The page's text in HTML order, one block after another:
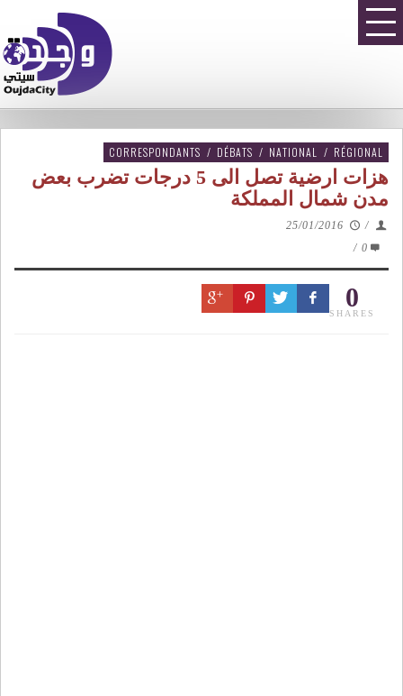
CORRESPONDANTS / DÉBATS / NATIONAL / RÉGIONAL
هزات ارضية تصل الى 5 درجات تضرب بعض
مدن شمال المملكة
/
25/01/2016
0
/
0
SHARES